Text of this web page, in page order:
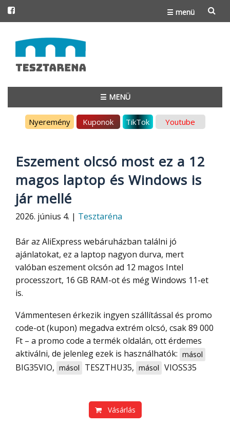
☰ menü
to
content
☰ MENÜ
Nyeremény Kuponok TikTok Youtube
Eszement olcsó most ez a 12
magos laptop és Windows is
jár mellé
2026. június 4. | Tesztaréna
Bár az AliExpress webáruházban találni jó
ajánlatokat, ez a laptop nagyon durva, mert
valóban eszement olcsón ad 12 magos Intel
processzort, 16 GB RAM-ot és még Windows 11-et
is.
Vámmentesen érkezik ingyen szállítással és promo
code-ot (kupon) megadva extrém olcsó, csak 89 000
Ft – a promo code a termék oldalán, ott érdemes
aktiválni, de jelenleg ezek is használhatók: másol
BIG35VIO, másol TESZTHU35, másol VIOSS35
Vásárlás